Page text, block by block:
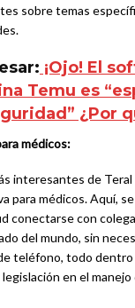
sobre temas
¡Ojo! El
Temu es
¿Por
médicos:
interesantes de Teral
para médicos. Aquí,
conectarse con
del mundo, sin
teléfono, todo
en el